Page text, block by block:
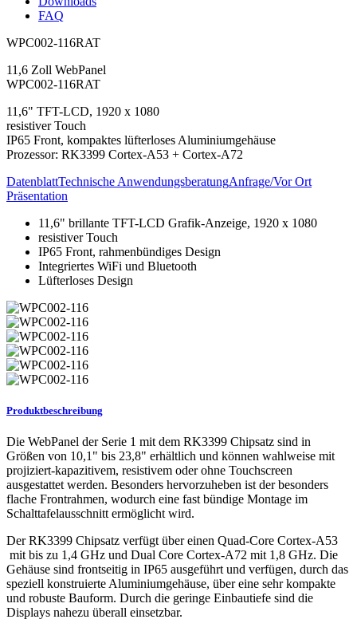
FAQ
WPC002-116RAT
11,6 Zoll WebPanel
WPC002-116RAT
11,6" TFT-LCD, 1920 x 1080
resistiver Touch
IP65 Front, kompaktes lüfterloses Aluminiumgehäuse
Prozessor: RK3399 Cortex-A53 + Cortex-A72
DatenblattTechnische AnwendungsberatungAnfrage/Vor Ort
Präsentation
11,6" brillante TFT-LCD Grafik-Anzeige, 1920 x 1080
resistiver Touch
IP65 Front, rahmenbündiges Design
Integriertes WiFi und Bluetooth
Lüfterloses Design
Produktbeschreibung
Die WebPanel der Serie 1 mit dem RK3399 Chipsatz sind in
Größen von 10,1" bis 23,8" erhältlich und können wahlweise mit
projiziert-kapazitivem, resistivem oder ohne Touchscreen
ausgestattet werden. Besonders hervorzuheben ist der besonders
flache Frontrahmen, wodurch eine fast bündige Montage im
Schalttafelausschnitt ermöglicht wird.
Der RK3399 Chipsatz verfügt über einen Quad-Core Cortex-A53
mit bis zu 1,4 GHz und Dual Core Cortex-A72 mit 1,8 GHz. Die
Gehäuse sind frontseitig in IP65 ausgeführt und verfügen, durch das
speziell konstruierte Aluminiumgehäuse, über eine sehr kompakte
und robuste Bauform. Durch die geringe Einbautiefe sind die
Displays nahezu überall einsetzbar.